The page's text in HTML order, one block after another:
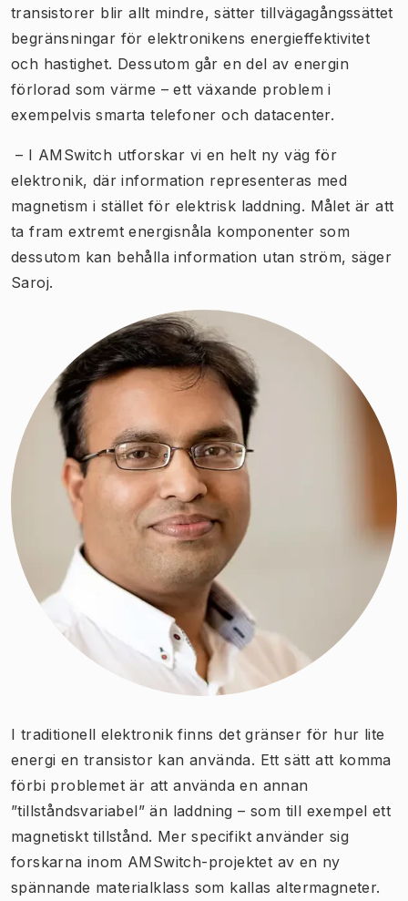
transistorer blir allt mindre, sätter tillvägagångssättet
begränsningar för elektronikens energieffektivitet
och hastighet. Dessutom går en del av energin
förlorad som värme – ett växande problem i
exempelvis smarta telefoner och datacenter.
– I AMSwitch utforskar vi en helt ny väg för
elektronik, där information representeras med
magnetism i stället för elektrisk laddning. Målet är att
ta fram extremt energisnåla komponenter som
dessutom kan behålla information utan ström, säger
Saroj.
I traditionell elektronik finns det gränser för hur lite
energi en transistor kan använda. Ett sätt att komma
förbi problemet är att använda en annan
”tillståndsvariabel” än laddning – som till exempel ett
magnetiskt tillstånd. Mer specifikt använder sig
forskarna inom AMSwitch-projektet av en ny
spännande materialklass som kallas altermagneter.